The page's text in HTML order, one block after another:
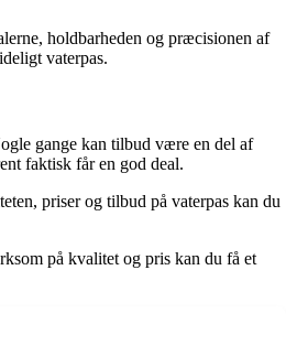
holdbarheden og præcisionen af
vaterpas.
gange kan tilbud være en del af
faktisk får en god deal.
priser og tilbud på vaterpas kan du
på kvalitet og pris kan du få et